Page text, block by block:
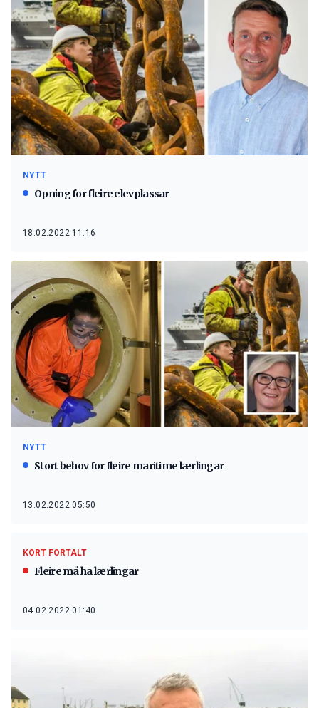
NYTT
Opning for fleire elevplassar
18.02.2022 11:16
NYTT
Stort behov for fleire maritime lærlingar
13.02.2022 05:50
KORT FORTALT
Fleire må ha lærlingar
04.02.2022 01:40